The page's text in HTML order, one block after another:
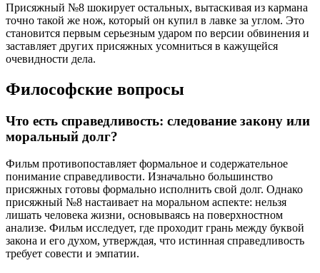
Присяжный №8 шокирует остальных, вытаскивая из кармана
точно такой же нож, который он купил в лавке за углом. Это
становится первым серьезным ударом по версии обвинения и
заставляет других присяжных усомниться в кажущейся
очевидности дела.
Философские вопросы
Что есть справедливость: следование закону или
моральный долг?
Фильм противопоставляет формальное и содержательное
понимание справедливости. Изначально большинство
присяжных готовы формально исполнить свой долг. Однако
присяжный №8 настаивает на моральном аспекте: нельзя
лишать человека жизни, основываясь на поверхностном
анализе. Фильм исследует, где проходит грань между буквой
закона и его духом, утверждая, что истинная справедливость
требует совести и эмпатии.